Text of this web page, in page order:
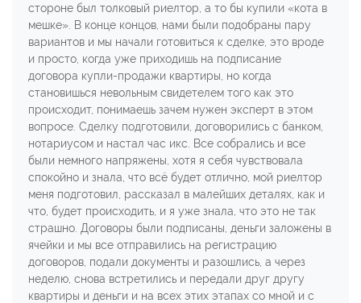
стороне был толковый риелтор, а то бы купили «кота в
мешке». В конце концов, нами были подобраны пару
вариантов и мы начали готовиться к сделке, это вроде
и просто, когда уже приходишь на подписание
договора купли-продажи квартиры, но когда
становишься невольным свидетелем того как это
происходит, понимаешь зачем нужен эксперт в этом
вопросе. Сделку подготовили, договорились с банком,
нотариусом и настал час икс. Все собрались и все
были немного напряжены, хотя я себя чувствовала
спокойно и знала, что всё будет отлично, мой риелтор
меня подготовил, рассказал в малейших деталях, как и
что, будет происходить, и я уже знала, что это не так
страшно. Договоры были подписаны, деньги заложены в
ячейки и мы все отправились на регистрацию
договоров, подали документы и разошлись, а через
неделю, снова встретились и передали друг другу
квартиры и деньги и на всех этих этапах со мной и с